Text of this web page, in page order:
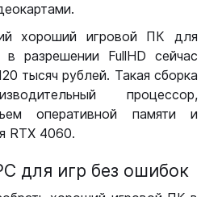
хороший игровой ПК для
разрешении FullHD сейчас
тысяч рублей. Такая сборка
процессор,
оперативной памяти и
RTX 4060.
для игр без ошибок